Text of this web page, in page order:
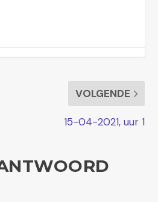
VOLGENDE
15-04-2021, uur 1